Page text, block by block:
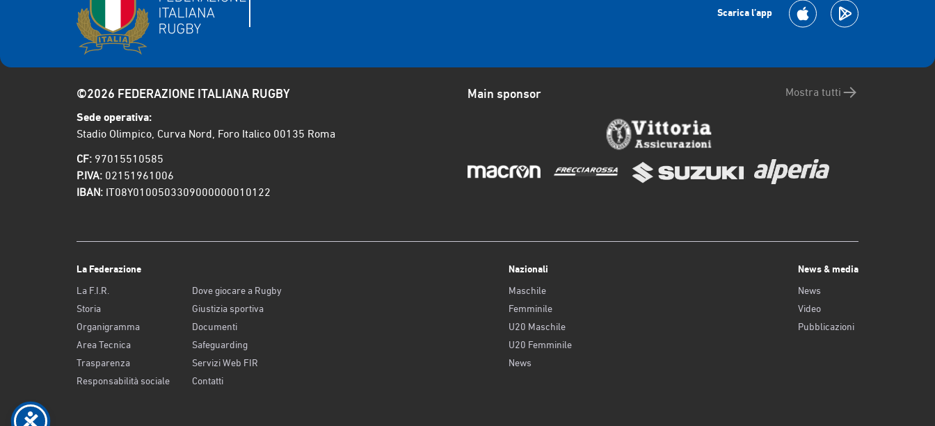
Scarica l’app
©2026 FEDERAZIONE ITALIANA RUGBY
Sede operativa:
Stadio Olimpico, Curva Nord, Foro Italico 00135 Roma
CF: 97015510585
P.IVA: 02151961006
IBAN: IT08Y0100503309000000010122
Main sponsor Mostra tutti
La Federazione
La F.I.R.
Storia
Organigramma
Area Tecnica
Trasparenza
Responsabilità sociale
Dove giocare a Rugby
Giustizia sportiva
Documenti
Safeguarding
Servizi Web FIR
Contatti
Nazionali
Maschile
Femminile
U20 Maschile
U20 Femminile
News
News & media
News
Video
Pubblicazioni